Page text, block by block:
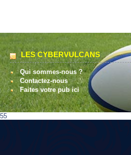
LES CYBERVULCANS
Qui sommes-nous ?
Contactez-nous
Faites votre pub ici
55